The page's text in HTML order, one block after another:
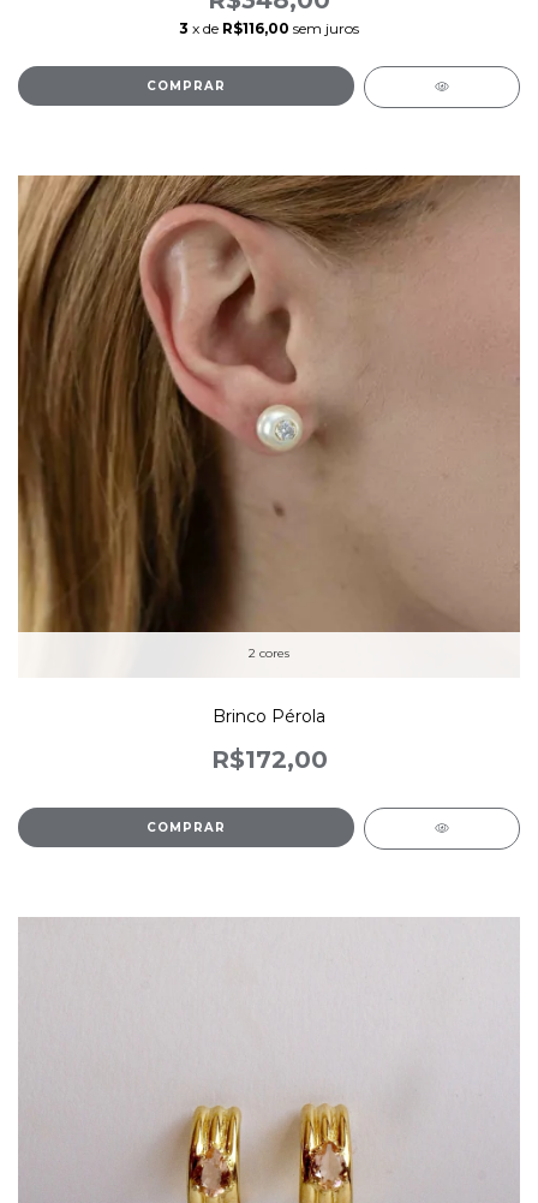
3 x de R$116,00 sem juros
COMPRAR
2 cores
Brinco Pérola
R$172,00
COMPRAR